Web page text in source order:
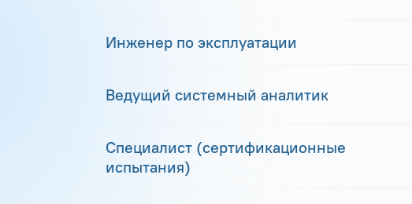
Инженер по эксплуатации
Ведущий системный аналитик
Специалист (сертификационные
испытания)